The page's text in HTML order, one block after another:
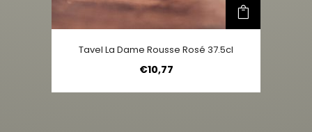
Tavel La Dame Rousse Rosé 37.5cl
€10,77